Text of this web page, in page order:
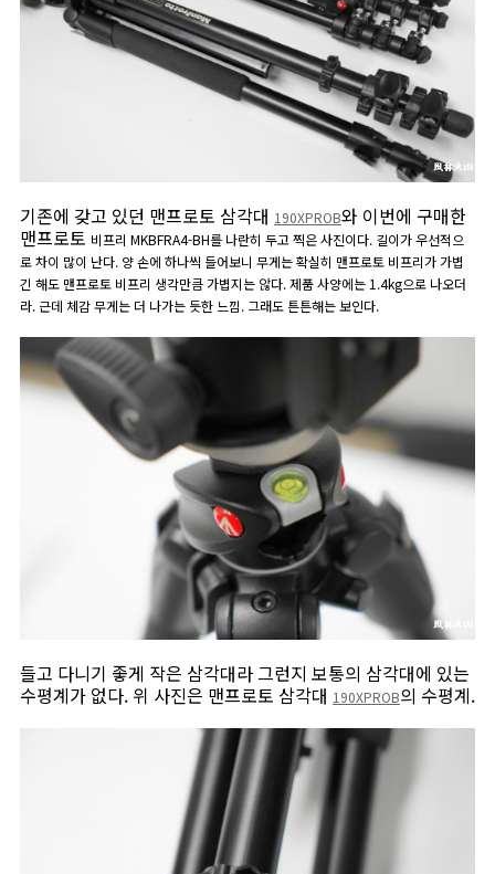
기존에 갖고 있던 맨프로토 삼각대 190XPROB와 이번에 구매한
맨프로토 비프리 MKBFRA4-BH를 나란히 두고 찍은 사진이다. 길이가 우선적으
로 차이 많이 난다. 양 손에 하나씩 들어보니 무게는 확실히 맨프로토 비프리가 가볍
긴 해도 맨프로토 비프리 생각만큼 가볍지는 않다. 제품 사양에는 1.4kg으로 나오더
라. 근데 체감 무게는 더 나가는 듯한 느낌. 그래도 튼튼해는 보인다.
들고 다니기 좋게 작은 삼각대라 그런지 보통의 삼각대에 있는
수평계가 없다. 위 사진은 맨프로토 삼각대 190XPROB의 수평계.